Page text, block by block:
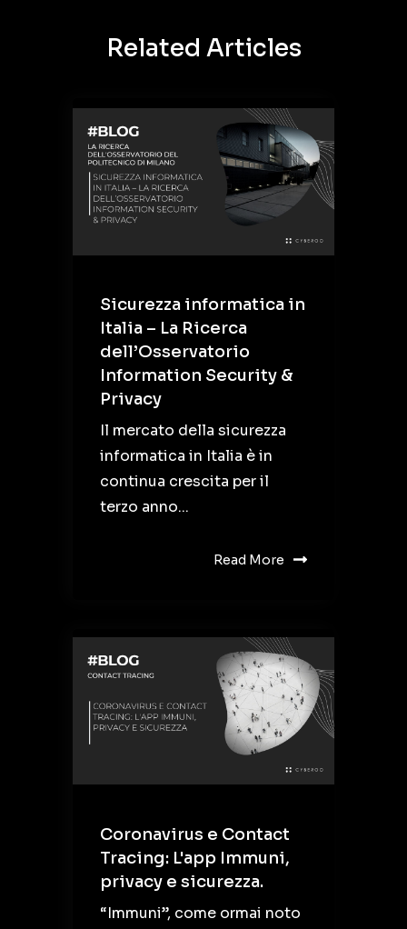
Related Articles
Sicurezza informatica in
Italia – La Ricerca
dell’Osservatorio
Information Security &
Privacy
Il mercato della sicurezza
informatica in Italia è in
continua crescita per il
terzo anno...
Read More
Coronavirus e Contact
Tracing: L'app Immuni,
privacy e sicurezza.
“Immuni”, come ormai noto